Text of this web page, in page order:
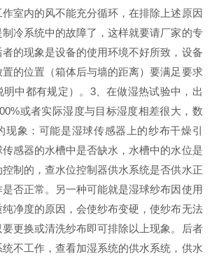
室内的风不能充分循环，在排除上述原因
冷系统中的故障了，这样就要请厂家的专
的现象是设备的使用环境不好所致，设备
的位置（箱体后与墙的距离）要满足要求
明中都有规定）。3、在做湿热试验中，出
或者实际湿度与目标湿度相差很大，数
现象：可能是湿球传感器上的纱布干燥引
感器的水槽中是否缺水，水槽中的水位是
制的，查水位控制器供水系统是否供水正
否正常。另一种可能就是湿球纱布因使用
净度的原因，会使纱布变硬，使纱布无法
更换或清洗纱布即可排除以上现象。后者
不工作，查看加湿系统的供水系统，供水